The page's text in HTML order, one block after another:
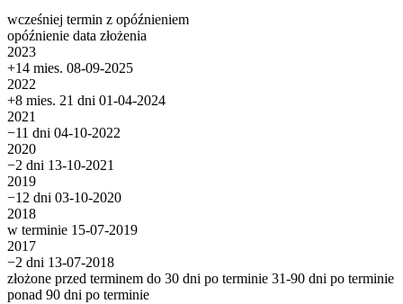
wcześniej termin z opóźnieniem
opóźnienie data złożenia
2023
+14 mies. 08-09-2025
2022
+8 mies. 21 dni 01-04-2024
2021
−11 dni 04-10-2022
2020
−2 dni 13-10-2021
2019
−12 dni 03-10-2020
2018
w terminie 15-07-2019
2017
−2 dni 13-07-2018
złożone przed terminem do 30 dni po terminie 31-90 dni po terminie
ponad 90 dni po terminie